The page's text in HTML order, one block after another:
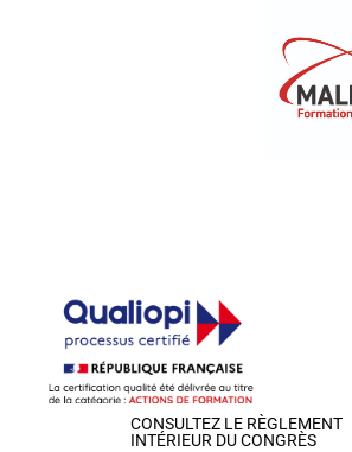
CONSULTEZ LE RÈGLEMENT
INTÉRIEUR DU CONGRÈS